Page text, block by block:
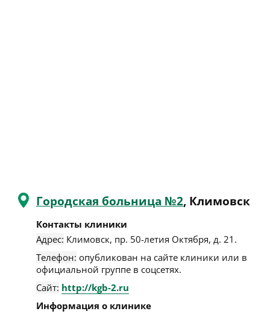
Городская больница №2, Климовск
Контакты клиники
Адрес: Климовск, пр. 50-летия Октября, д. 21 .
Телефон: опубликован на сайте клиники или в
официальной группе в соцсетях.
Сайт: http://kgb-2.ru
Информация о клинике